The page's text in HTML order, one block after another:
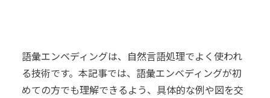
語彙エンベディングは、自然言語処理でよく使われ
る技術です。本記事では、語彙エンベディングが初
めての方でも理解できるよう、具体的な例や図を交